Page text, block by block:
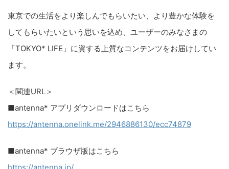
東京での生活をより楽しんでもらいたい、より豊かな体験を
してもらいたいという思いを込め、ユーザーのみなさまの
「TOKYO* LIFE」に資する上質なコンテンツをお届けしてい
ます。
＜関連URL＞​
■antenna* アプリダウンロードはこちら
https://antenna.onelink.me/2946886130/ecc74879
■antenna* ブラウザ版はこちら